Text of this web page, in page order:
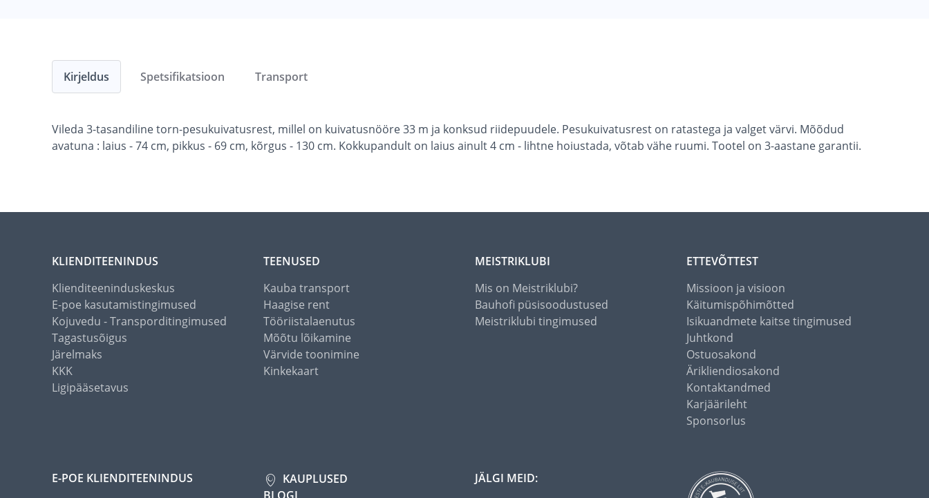
Kirjeldus
Vileda 3-tasandiline torn-pesukuivatusrest, millel on kuivatusnööre 33 m ja konksud riidepuudele. Pesukuivatusrest on ratastega ja valget värvi. Mõõdud
avatuna : laius - 74 cm, pikkus - 69 cm, kõrgus - 130 cm. Kokkupandult on laius ainult 4 cm - lihtne hoiustada, võtab vähe ruumi. Tootel on 3-aastane garantii.
Spetsifikatsioon Transport
KLIENDITEENINDUS
Klienditeeninduskeskus
E-poe kasutamistingimused
Kojuvedu - Transporditingimused
Tagastusõigus
Järelmaks
KKK
Ligipääsetavus
TEENUSED
Kauba transport
Haagise rent
Tööriistalaenutus
Mõõtu lõikamine
Värvide toonimine
Kinkekaart
MEISTRIKLUBI
Mis on Meistriklubi?
Bauhofi püsisoodustused
Meistriklubi tingimused
ETTEVÕTTEST
Missioon ja visioon
Käitumispõhimõtted
Isikuandmete kaitse tingimused
Juhtkond
Ostuosakond
Ärikliendiosakond
Kontaktandmed
Karjäärileht
Sponsorlus
E-POE KLIENDITEENINDUS
KAUPLUSED
JÄLGI MEID: